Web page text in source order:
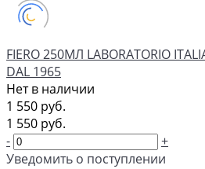
FIERO 250МЛ LABORATORIO
DAL 1965
Нет в наличии
1 550 руб.
1 550 руб.
-
+
Уведомить о поступлении